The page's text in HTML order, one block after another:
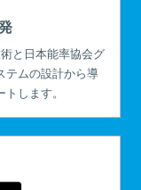
と日本能率協会グ
テムの設計から導
します。